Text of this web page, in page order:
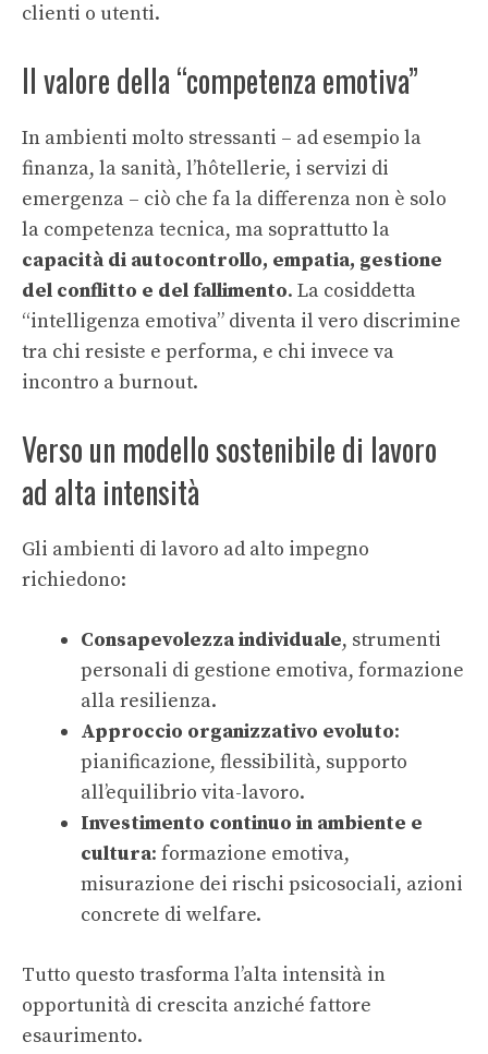
clienti o utenti.
Il valore della “competenza emotiva”
In ambienti molto stressanti – ad esempio la
finanza, la sanità, l’hôtellerie, i servizi di
emergenza – ciò che fa la differenza non è solo
la competenza tecnica, ma soprattutto la
capacità di autocontrollo, empatia, gestione
del conflitto e del fallimento. La cosiddetta
“intelligenza emotiva” diventa il vero discrimine
tra chi resiste e performa, e chi invece va
incontro a burnout.
Verso un modello sostenibile di lavoro
ad alta intensità
Gli ambienti di lavoro ad alto impegno
richiedono:
Consapevolezza individuale, strumenti
personali di gestione emotiva, formazione
alla resilienza.
Approccio organizzativo evoluto:
pianificazione, flessibilità, supporto
all’equilibrio vita-lavoro.
Investimento continuo in ambiente e
cultura: formazione emotiva,
misurazione dei rischi psicosociali, azioni
concrete di welfare.
Tutto questo trasforma l’alta intensità in
opportunità di crescita anziché fattore
esaurimento.